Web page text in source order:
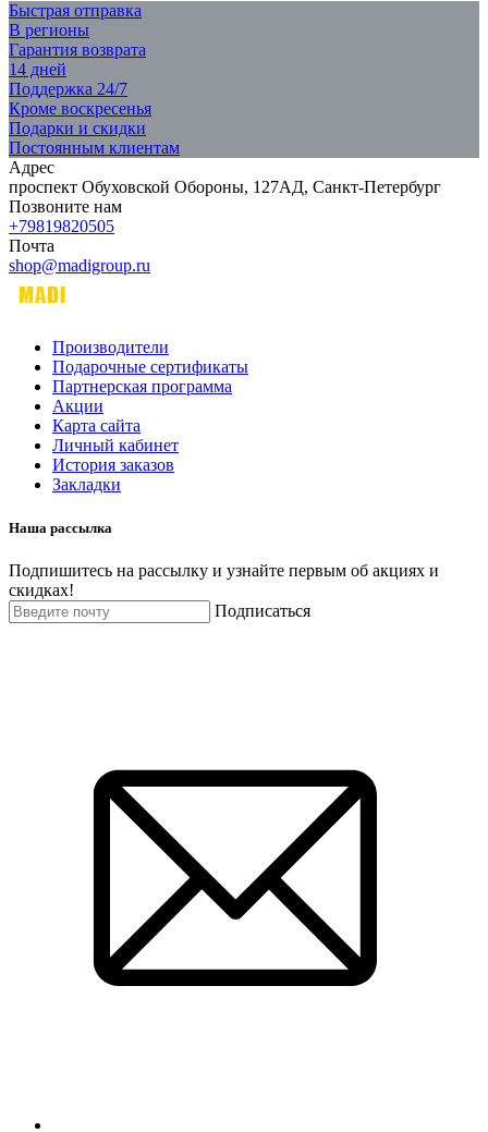
Быстрая отправка
В регионы
Гарантия возврата
14 дней
Поддержка 24/7
Кроме воскресенья
Подарки и скидки
Постоянным клиентам
Адрес
проспект Обуховской Обороны, 127АД, Санкт-Петербург
Позвоните нам
+79819820505
Почта
shop@madigroup.ru
Производители
Подарочные сертификаты
Партнерская программа
Акции
Карта сайта
Личный кабинет
История заказов
Закладки
Наша рассылка
Подпишитесь на рассылку и узнайте первым об акциях и
скидках!
Подписаться